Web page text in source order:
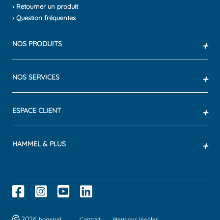
› Retourner un produit
› Question fréquentes
NOS PRODUITS +
NOS SERVICES +
ESPACE CLIENT +
HAMMEL & PLUS +